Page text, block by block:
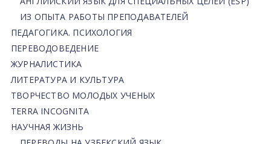
ИЗ ОПЫТА РАБОТЫ ПРЕПОДАВАТЕЛЕЙ
ПЕДАГОГИКА. ПСИХОЛОГИЯ
ПЕРЕВОДОВЕДЕНИЕ
ЖУРНАЛИСТИКА
ЛИТЕРАТУРА И КУЛЬТУРА
ТВОРЧЕСТВО МОЛОДЫХ УЧЕНЫХ
TERRA INCOGNITA
НАУЧНАЯ ЖИЗНЬ